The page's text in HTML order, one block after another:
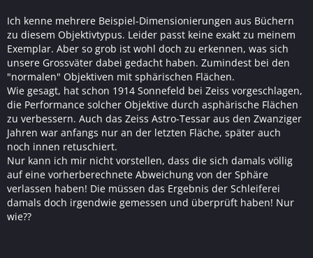
Ich kenne mehrere Beispiel-Dimensionierungen aus Büchern
zu diesem Objektivtypus. Leider passt keine exakt zu meinem
Exemplar. Aber so grob ist wohl doch zu erkennen, was sich
unsere Grossväter dabei gedacht haben. Zumindest bei den
"normalen" Objektiven mit sphärischen Flächen.
Wie gesagt, hat schon 1914 Sonnefeld bei Zeiss vorgeschlagen,
die Performance solcher Objektive durch asphärische Flächen
zu verbessern. Auch das Zeiss Astro-Tessar aus den Zwanziger
Jahren war anfangs nur an der letzten Fläche, später auch
noch innen retuschiert.
Nur kann ich mir nicht vorstellen, dass die sich damals völlig
auf eine vorherberechnete Abweichung von der Sphäre
verlassen haben! Die müssen das Ergebnis der Schleiferei
damals doch irgendwie gemessen und überprüft haben! Nur
wie??